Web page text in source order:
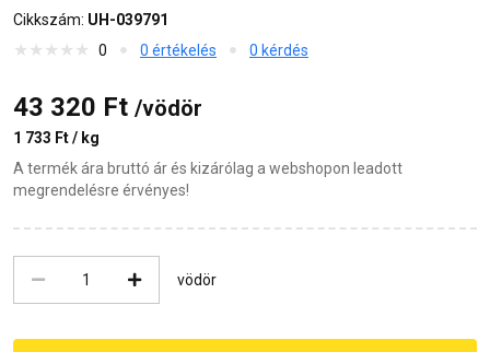
Cikkszám: UH-039791
0
0 értékelés 0 kérdés
43 320 Ft /vödör
1 733 Ft / kg
A termék ára bruttó ár és kizárólag a webshopon leadott
megrendelésre érvényes!
vödör